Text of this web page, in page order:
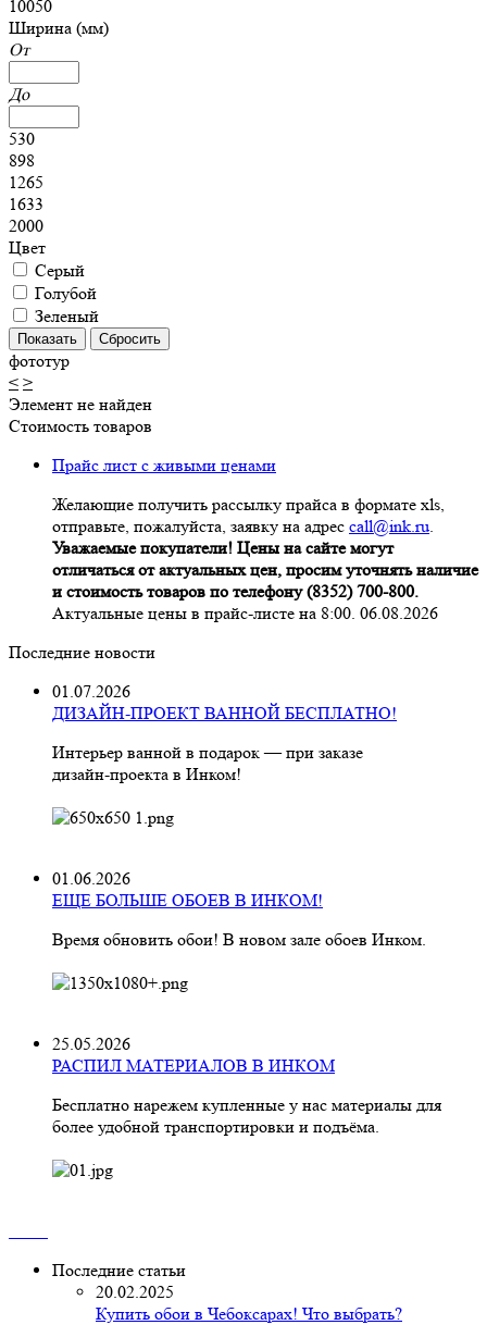
10050
Ширина (мм)
От
До
530
898
1265
1633
2000
Цвет
Серый
Голубой
Зеленый
фототур
< >
Элемент не найден
Стоимость товаров
Прайс лист с живыми ценами
Желающие получить рассылку прайса в формате xls,
отправьте, пожалуйста, заявку на адрес call@ink.ru.
Уважаемые покупатели! Цены на сайте могут
отличаться от актуальных цен, просим уточнять наличие
и стоимость товаров по телефону (8352) 700-800.
Актуальные цены в прайс-листе на 8:00. 06.08.2026
Последние новости
01.07.2026
ДИЗАЙН-ПРОЕКТ ВАННОЙ БЕСПЛАТНО!
Интерьер ванной в подарок — при заказе
дизайн‑проекта в Инком!
01.06.2026
ЕЩЕ БОЛЬШЕ ОБОЕВ В ИНКОМ!
Время обновить обои! В новом зале обоев Инком.
25.05.2026
РАСПИЛ МАТЕРИАЛОВ В ИНКОМ
Бесплатно нарежем купленные у нас материалы для
более удобной транспортировки и подъёма.
Последние статьи
20.02.2025
Купить обои в Чебоксарах! Что выбрать?